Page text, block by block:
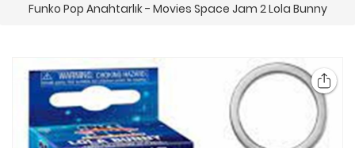
Funko Pop Anahtarlık - Movies Space Jam 2 Lola Bunny